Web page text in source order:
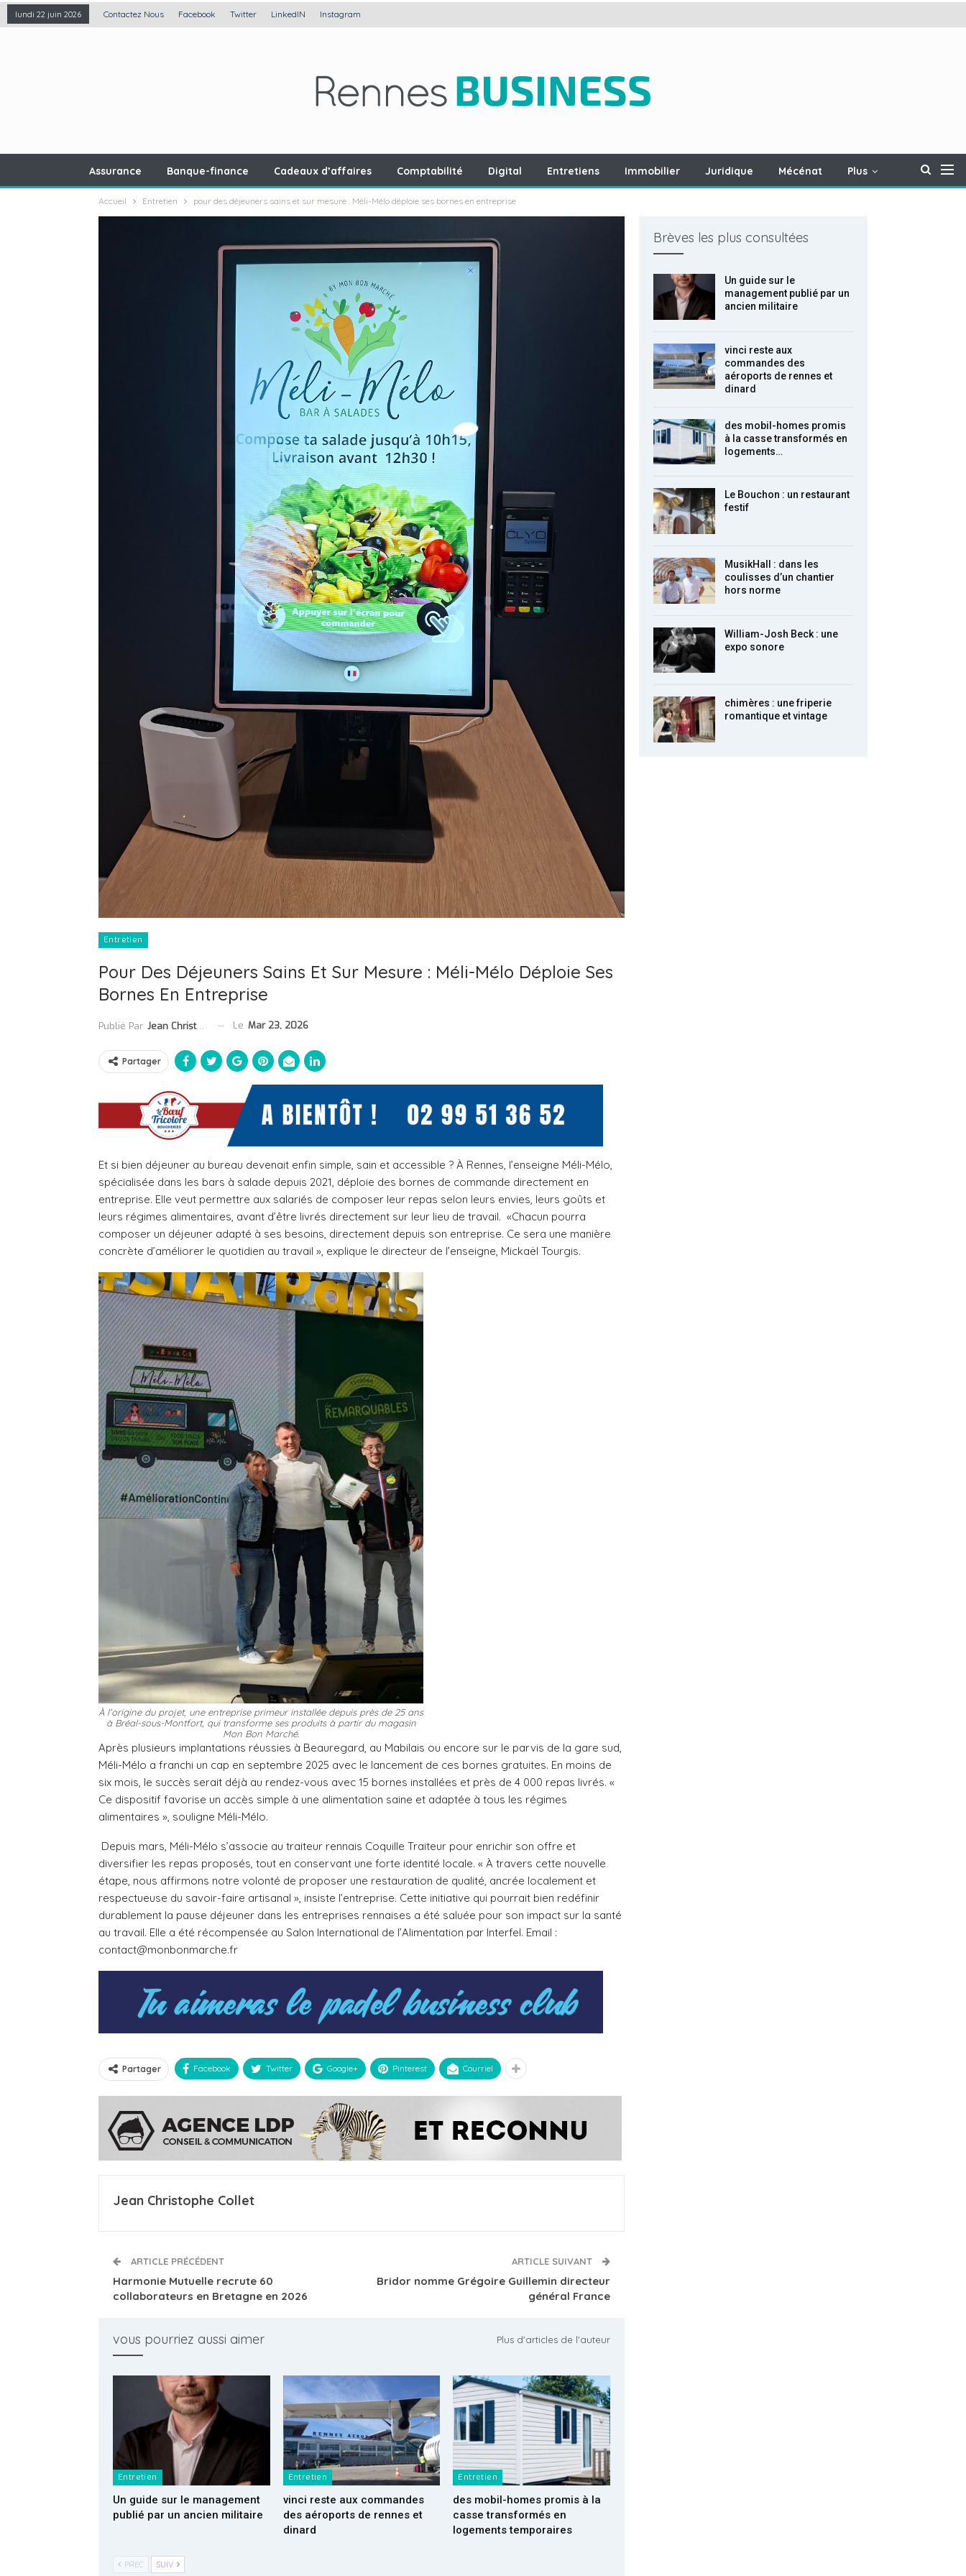
lundi 22 juin 2026 Contactez Nous Facebook Twitter LinkedIN Instagram
Assurance Banque-finance Cadeaux d’affaires Comptabilité Digital Entretiens Immobilier Juridique Mécénat Plus
Accueil Entretien pour des déjeuners sains et sur mesure : Méli-Mélo déploie ses bornes en entreprise
Entretien
Pour Des Déjeuners Sains Et Sur Mesure : Méli-Mélo Déploie Ses
Bornes En Entreprise
Publié Par Jean Christophe Collet Le Mar 23, 2026
Partager
Et si bien déjeuner au bureau devenait enfin simple, sain et accessible ? À Rennes, l’enseigne Méli-Mélo,
spécialisée dans les bars à salade depuis 2021, déploie des bornes de commande directement en
entreprise. Elle veut permettre aux salariés de composer leur repas selon leurs envies, leurs goûts et
leurs régimes alimentaires, avant d’être livrés directement sur leur lieu de travail. «Chacun pourra
composer un déjeuner adapté à ses besoins, directement depuis son entreprise. Ce sera une manière
concrète d’améliorer le quotidien au travail », explique le directeur de l’enseigne, Mickaël Tourgis.
À l’origine du projet, une entreprise primeur installée depuis près de 25 ans
à Bréal-sous-Montfort, qui transforme ses produits à partir du magasin
Mon Bon Marché.
Après plusieurs implantations réussies à Beauregard, au Mabilais ou encore sur le parvis de la gare sud,
Méli-Mélo a franchi un cap en septembre 2025 avec le lancement de ces bornes gratuites. En moins de
six mois, le succès serait déjà au rendez-vous avec 15 bornes installées et près de 4 000 repas livrés. «
Ce dispositif favorise un accès simple à une alimentation saine et adaptée à tous les régimes
alimentaires », souligne Méli-Mélo.
Depuis mars, Méli-Mélo s’associe au traiteur rennais Coquille Traiteur pour enrichir son offre et
diversifier les repas proposés, tout en conservant une forte identité locale. « À travers cette nouvelle
étape, nous affirmons notre volonté de proposer une restauration de qualité, ancrée localement et
respectueuse du savoir-faire artisanal », insiste l’entreprise. Cette initiative qui pourrait bien redéfinir
durablement la pause déjeuner dans les entreprises rennaises a été saluée pour son impact sur la santé
au travail. Elle a été récompensée au Salon International de l’Alimentation par Interfel. Email :
contact@monbonmarche.fr
Partager Facebook Twitter Google+ Pinterest Courriel
Jean Christophe Collet
ARTICLE PRÉCÉDENT
Harmonie Mutuelle recrute 60
collaborateurs en Bretagne en 2026
ARTICLE SUIVANT
Bridor nomme Grégoire Guillemin directeur
général France
vous pourriez aussi aimer Plus d'articles de l'auteur
Entretien
Un guide sur le management
publié par un ancien militaire
Entretien
vinci reste aux commandes
des aéroports de rennes et
dinard
Entretien
des mobil-homes promis à la
casse transformés en
logements temporaires
PREC SUIV
Brèves les plus consultées
Un guide sur le
management publié par un
ancien militaire
vinci reste aux
commandes des
aéroports de rennes et
dinard
des mobil-homes promis
à la casse transformés en
logements…
Le Bouchon : un restaurant
festif
MusikHall : dans les
coulisses d’un chantier
hors norme
William-Josh Beck : une
expo sonore
chimères : une friperie
romantique et vintage